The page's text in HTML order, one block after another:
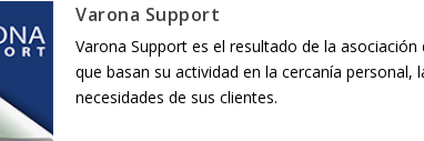
Varona Support
Varona Support es el resultado de la
que basan su actividad en la cercanía
necesidades de sus clientes.